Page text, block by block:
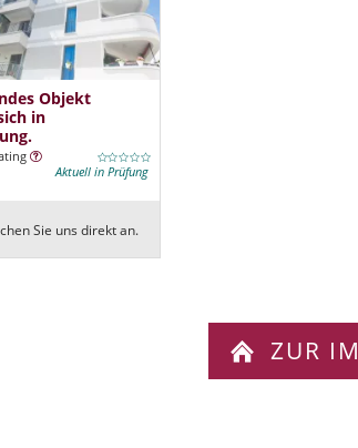
Objekt
in
Aktuell in Prüfung
Sie uns direkt an.
ZUR